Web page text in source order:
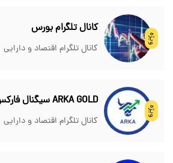
ویژه
کانال تلگرام بورس
کانال تلگرام اقتصاد و دارایی
ویژه
ARKA GOLD سیگنال فارکس
کانال تلگرام اقتصاد و دارایی